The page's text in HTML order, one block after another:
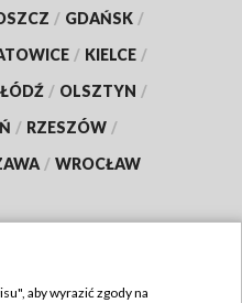
/ GDAŃSK /
/ KIELCE /
ŁÓDŹ / OLSZTYN /
/ RZESZÓW /
/ WROCŁAW
aby wyrazić zgody na